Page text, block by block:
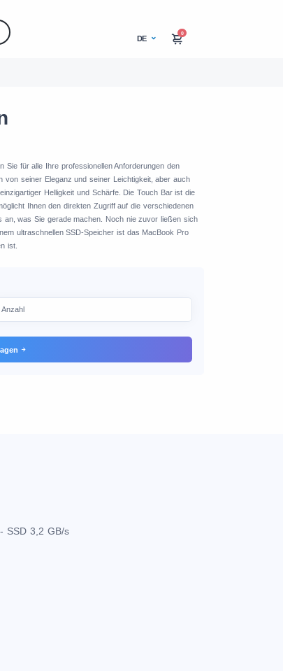
DE
0
für alle Ihre professionellen Anforderungen den
von seiner Eleganz und seiner Leichtigkeit, aber auch
Helligkeit und Schärfe. Die Touch Bar ist die
Ihnen den direkten Zugriff auf die verschiedenen
was Sie gerade machen. Noch nie zuvor ließen sich
ultraschnellen SSD-Speicher ist das MacBook Pro
ist.
SSD 3,2 GB/s